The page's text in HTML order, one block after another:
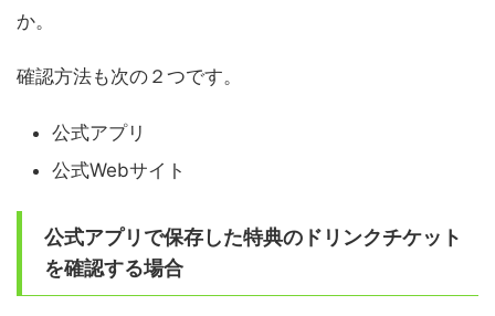
か。
確認方法も次の２つです。
公式アプリ
公式Webサイト
公式アプリで保存した特典のドリンクチケット
を確認する場合